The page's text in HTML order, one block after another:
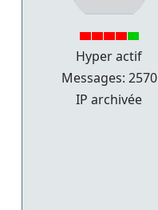
Hyper actif
Messages: 2570
IP archivée